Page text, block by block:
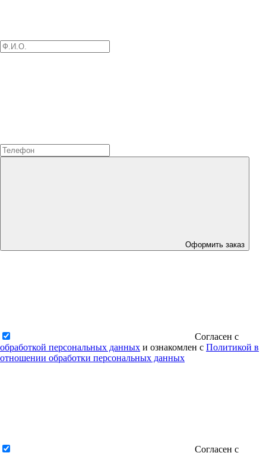
Оформить заказ
Согласен с
обработкой персональных данных и ознакомлен с Политикой в
отношении обработки персональных данных
Согласен с